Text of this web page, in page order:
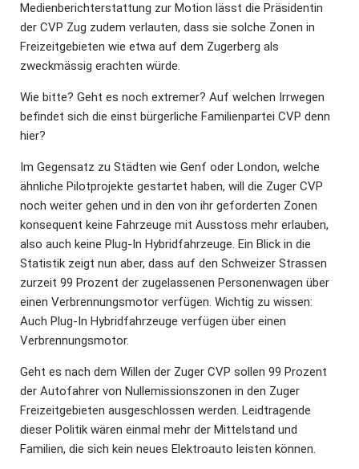
Medienberichterstattung zur Motion lässt die Präsidentin
der CVP Zug zudem verlauten, dass sie solche Zonen in
Freizeitgebieten wie etwa auf dem Zugerberg als
zweckmässig erachten würde.
Wie bitte? Geht es noch extremer? Auf welchen Irrwegen
befindet sich die einst bürgerliche Familienpartei CVP denn
hier?
Im Gegensatz zu Städten wie Genf oder London, welche
ähnliche Pilotprojekte gestartet haben, will die Zuger CVP
noch weiter gehen und in den von ihr geforderten Zonen
konsequent keine Fahrzeuge mit Ausstoss mehr erlauben,
also auch keine Plug-In Hybridfahrzeuge. Ein Blick in die
Statistik zeigt nun aber, dass auf den Schweizer Strassen
zurzeit 99 Prozent der zugelassenen Personenwagen über
einen Verbrennungsmotor verfügen. Wichtig zu wissen:
Auch Plug-In Hybridfahrzeuge verfügen über einen
Verbrennungsmotor.
Geht es nach dem Willen der Zuger CVP sollen 99 Prozent
der Autofahrer von Nullemissionszonen in den Zuger
Freizeitgebieten ausgeschlossen werden. Leidtragende
dieser Politik wären einmal mehr der Mittelstand und
Familien, die sich kein neues Elektroauto leisten können.